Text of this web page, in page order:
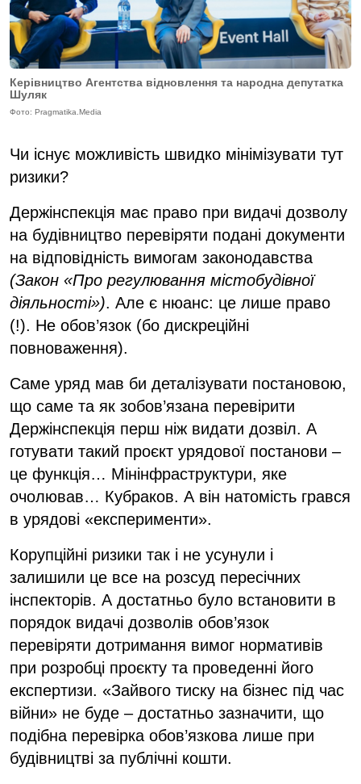
Керівництво Агентства відновлення та народна депутатка
Шуляк
Фото: Pragmatika.Media
Чи існує можливість швидко мінімізувати тут
ризики?
Держінспекція має право при видачі дозволу
на будівництво перевіряти подані документи
на відповідність вимогам законодавства
(Закон «Про регулювання містобудівної
діяльності»). Але є нюанс: це лише право
(!). Не обов’язок (бо дискреційні
повноваження).
Саме уряд мав би деталізувати постановою,
що саме та як зобов’язана перевірити
Держінспекція перш ніж видати дозвіл. А
готувати такий проєкт урядової постанови –
це функція… Мінінфраструктури, яке
очолював… Кубраков. А він натомість грався
в урядові «експерименти».
Корупційні ризики так і не усунули і
залишили це все на розсуд пересічних
інспекторів. А достатньо було встановити в
порядок видачі дозволів обов’язок
перевіряти дотримання вимог нормативів
при розробці проєкту та проведенні його
експертизи. «Зайвого тиску на бізнес під час
війни» не буде – достатньо зазначити, що
подібна перевірка обов’язкова лише при
будівництві за публічні кошти.